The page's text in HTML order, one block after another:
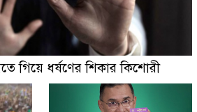
গিয়ে ধর্ষণের শিকার কিশোরী